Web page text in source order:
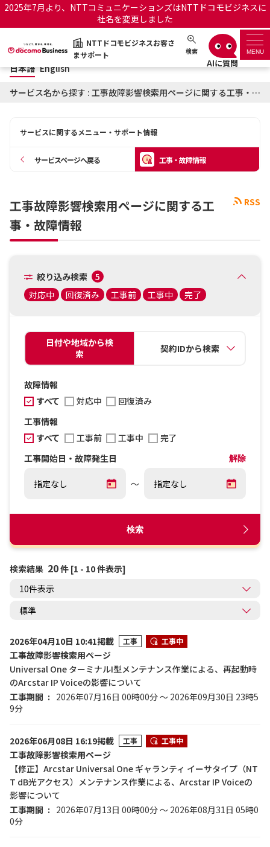
2025年7月より、NTTコミュニケーションズはNTTドコモビジネスに
社名を変更しました
NTTドコモビジネスお客さ
まサポート
検索 MENU
NTTドコモビジネスお客さまサポート 日本語 English
サポートトップ
OCNのお客さまはこちら
工事・故障情報通知サー
日本語 English
サービス名から探す : 工事故障影響検索用ページに関する工事・故障情報
サービスに関するメニュー・サポート情報
サービスページへ戻る 工事・故障情報
RSS
工事故障影響検索用ページに関する工
事・故障情報
絞り込み検索
5
対応中
回復済み 工事前 工事中 完了
日付や地域から検
索
契約IDから検索
故障情報
すべて
対応中
回復済み
工事情報
すべて
工事前 工事中
完了
工事開始日・故障発生日
解除
～
検索
検索結果 20件 [1 - 10 件表示]
2026年04月10日 10:41掲載 工事 工事中
工事故障影響検索用ページ
Universal One ターミナルI型メンテナンス作業による、再起動時
のArcstar IP Voiceの影響について
工事期間
2026年07月16日 00時00分 ～ 2026年09月30日 23時5
9分
2026年06月08日 16:19掲載 工事 工事中
工事故障影響検索用ページ
【修正】Arcstar Universal One ギャランティ イーサタイプ（NT
T dB光アクセス）メンテナンス作業による、Arcstar IP Voiceの
影響について
工事期間
2026年07月13日 00時00分 ～ 2026年08月31日 05時0
0分